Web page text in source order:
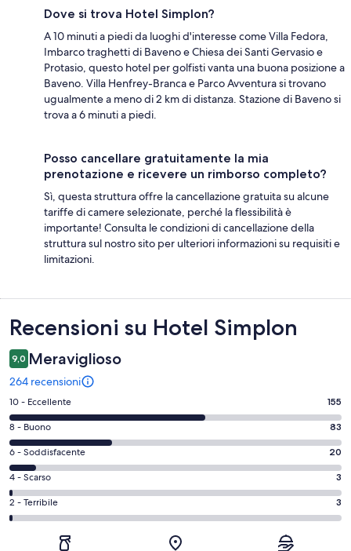
Dove si trova Hotel Simplon?
A 10 minuti a piedi da luoghi d'interesse come Villa Fedora,
Imbarco traghetti di Baveno e Chiesa dei Santi Gervasio e
Protasio, questo hotel per golfisti vanta una buona posizione a
Baveno. Villa Henfrey-Branca e Parco Avventura si trovano
ugualmente a meno di 2 km di distanza. Stazione di Baveno si
trova a 6 minuti a piedi.
Posso cancellare gratuitamente la mia
prenotazione e ricevere un rimborso completo?
Sì, questa struttura offre la cancellazione gratuita su alcune
tariffe di camere selezionate, perché la flessibilità è
importante! Consulta le condizioni di cancellazione della
struttura sul nostro sito per ulteriori informazioni su requisiti e
limitazioni.
Recensioni
Recensioni su Hotel Simplon
9,0 Meraviglioso
264 recensioni
Valutazione
di
10
-
Eccellente.
155
su
264
recensioni
10 - Eccellente 155
Valutazione
di
8
-
Buono.
83
8 - Buono 83
Valutazione
di
6
-
Soddisfacente.
6 - Soddisfacente 20
Valutazione
di
4
4 - Scarso 3
Valutazione
di
2 - Terribile 3